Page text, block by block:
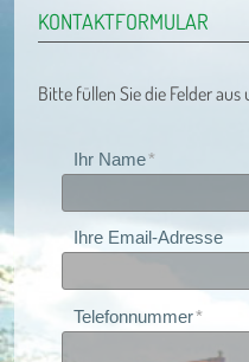
KONTAKTFORMULAR
Bitte füllen Sie die Felder
Ihr Name
Ihre Email-Adresse
Telefonnummer